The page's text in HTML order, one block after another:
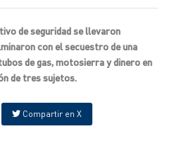
de seguridad se llevaron
con el secuestro de una
de gas, motosierra y dinero en
de tres sujetos.
Compartir en X